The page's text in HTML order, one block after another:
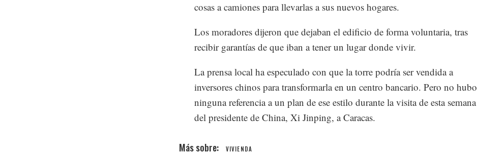
cosas a camiones para llevarlas a sus nuevos hogares.
Los moradores dijeron que dejaban el edificio de forma voluntaria, tras
recibir garantías de que iban a tener un lugar donde vivir.
La prensa local ha especulado con que la torre podría ser vendida a
inversores chinos para transformarla en un centro bancario. Pero no hubo
ninguna referencia a un plan de ese estilo durante la visita de esta semana
del presidente de China, Xi Jinping, a Caracas.
VIVIENDA